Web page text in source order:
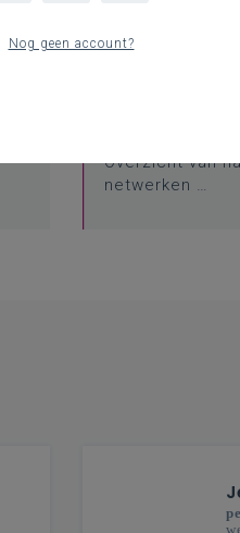
Overzicht van
netwerken …
Nog geen account?